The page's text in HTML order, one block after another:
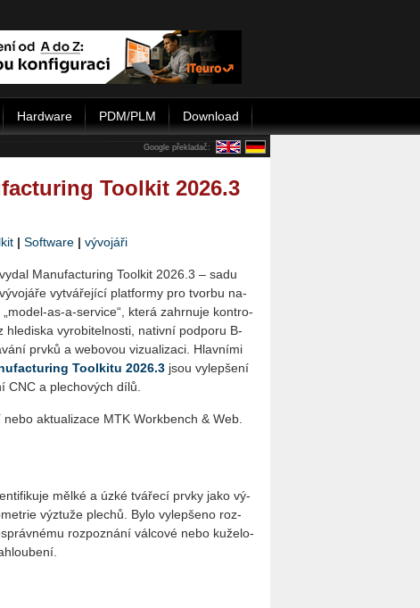
Hardware PDM/PLM Download
Google překladač:
Toolkit 2026.3
| Software | vývojáři
vydal Ma­nu­factu­ring Tool­kit 2026.3 – sadu
vy­tvá­ře­jí­cí plat­for­my pro tvor­bu na­
as-a-ser­vi­ce“, která za­hr­nu­je kon­t­ro­
hle­dis­ka vy­ro­bi­tel­nos­ti, na­tiv­ní pod­po­ru B-
prvků a webo­vou vi­zu­a­li­za­ci. Hlav­ní­mi
Tool­ki­tu 2026.3 jsou vy­lep­še­ní
CNC a ple­cho­vých dílů.
ak­tu­a­li­za­ce MTK Work­bench & Web.
mělké a úzké tvá­ře­cí prvky jako vý­
vý­ztu­že plechů. Bylo vy­lep­še­no roz­
roz­po­zná­ní vál­co­vé nebo ku­že­lo­